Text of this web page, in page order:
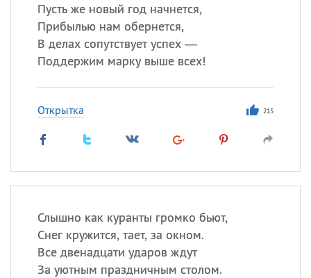
Пусть же новый год начнется,
Прибылью нам обернется,
В делах сопутствует успех —
Поддержим марку выше всех!
Открытка 215
Слышно как куранты громко бьют,
Снег кружится, тает, за окном.
Все двенадцати ударов ждут
За уютным праздничным столом.